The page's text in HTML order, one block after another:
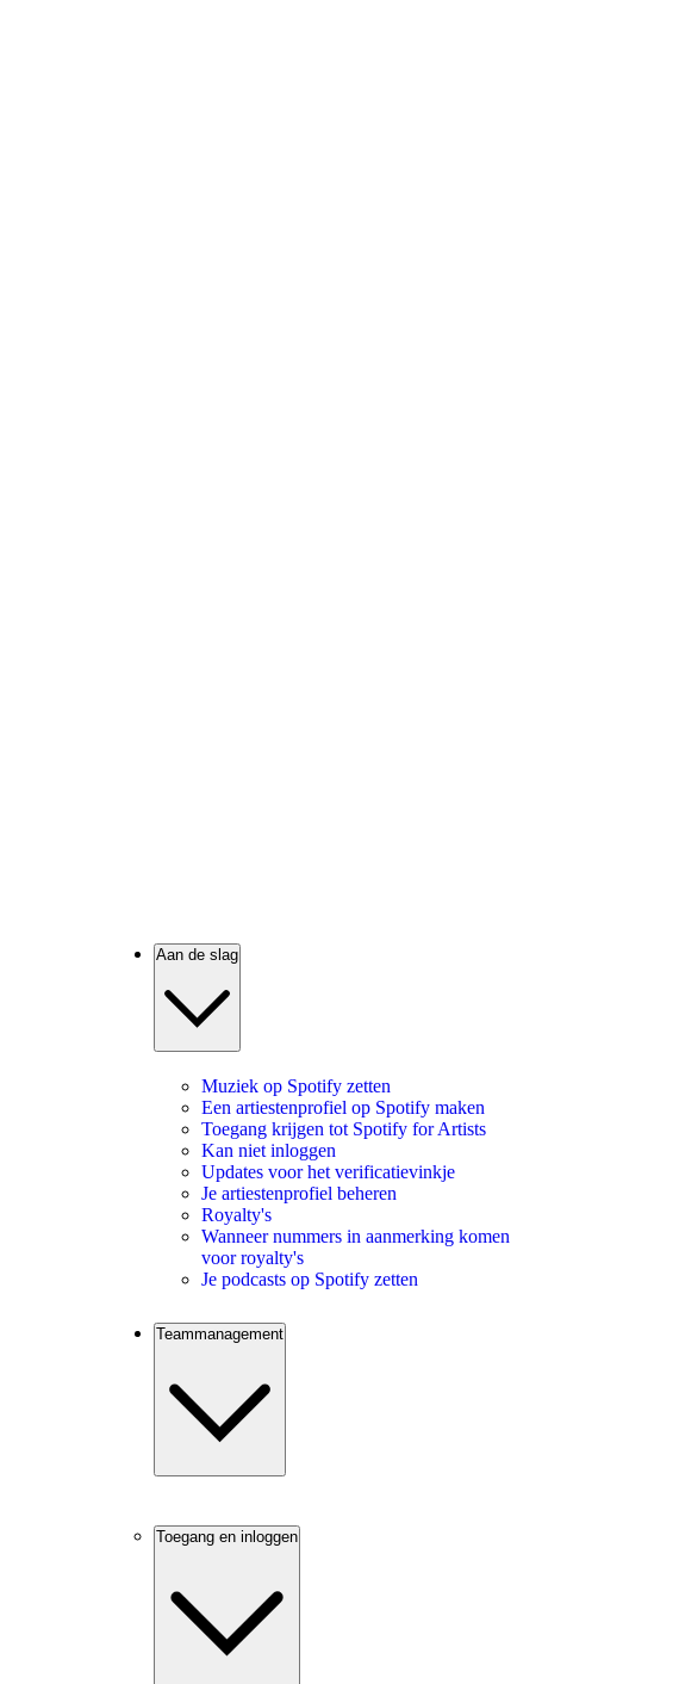
Aan de slag
Muziek op Spotify zetten
Een artiestenprofiel op Spotify maken
Toegang krijgen tot Spotify for Artists
Kan niet inloggen
Updates voor het verificatievinkje
Je artiestenprofiel beheren
Royalty's
Wanneer nummers in aanmerking komen
voor royalty's
Je podcasts op Spotify zetten
Teammanagement
Toegang en inloggen